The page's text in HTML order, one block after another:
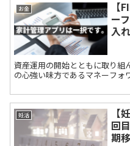
お金
【
ー
入
資産運用の開始とともに取り組
の心強い味方であるマネーフォ
妊活
【
回
期